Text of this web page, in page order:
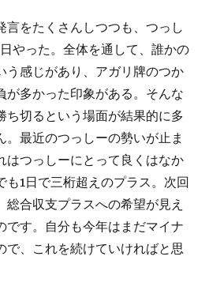
言をたくさんしつつも、つっし
やった。全体を通して、誰かの
う感じがあり、アガリ牌のつか
が多かった印象がある。そんな
ち切るという場面が結果的に多
。最近のつっしーの勢いが止ま
はつっしーにとって良くはなか
も1日で三桁超えのプラス。次回
総合収支プラスへの希望が見え
です。自分も今年はまだマイナ
で、これを続けていければと思